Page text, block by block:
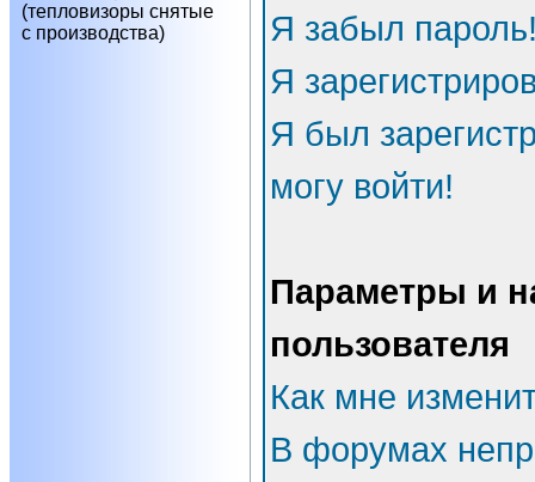
(тепловизоры снятые
с производства)
Я забыл
Я
Я был
могу войти!
Параметры и
пользователя
Как мне
В форумах